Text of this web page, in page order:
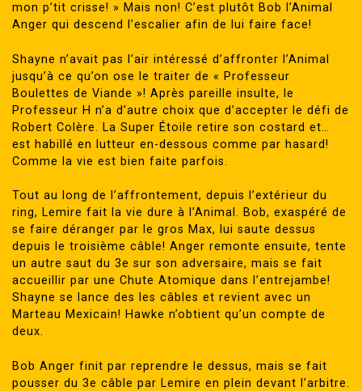
mon p’tit crisse! » Mais non! C’est plutôt Bob l’Animal
Anger qui descend l’escalier afin de lui faire face!
Shayne n’avait pas l’air intéressé d’affronter l’Animal
jusqu’à ce qu’on ose le traiter de « Professeur
Boulettes de Viande »! Après pareille insulte, le
Professeur H n’a d’autre choix que d’accepter le défi de
Robert Colère. La Super Étoile retire son costard et…
est habillé en lutteur en-dessous comme par hasard!
Comme la vie est bien faite parfois.
Tout au long de l’affrontement, depuis l’extérieur du
ring, Lemire fait la vie dure à l’Animal. Bob, exaspéré de
se faire déranger par le gros Max, lui saute dessus
depuis le troisième câble! Anger remonte ensuite, tente
un autre saut du 3e sur son adversaire, mais se fait
accueillir par une Chute Atomique dans l’entrejambe!
Shayne se lance des les câbles et revient avec un
Marteau Mexicain! Hawke n’obtient qu’un compte de
deux.
Bob Anger finit par reprendre le dessus, mais se fait
pousser du 3e câble par Lemire en plein devant l’arbitre.